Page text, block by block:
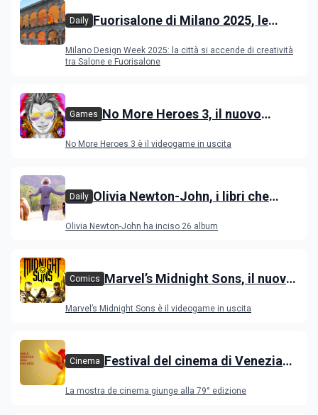
Daily Fuorisalone di Milano 2025, le
Milano Design Week 2025: la città si accende di creatività
tra Salone e Fuorisalone
Games No More Heroes 3, il nuovo
No More Heroes 3 è il videogame in uscita
Daily Olivia Newton-John, i libri che
Olivia Newton-John ha inciso 26 album
Comics Marvel’s Midnight Sons, il nuovo
degli Avengers
Marvel’s Midnight Sons è il videogame in uscita
Cinema Festival del cinema di Venezia
concorso e nelle varie sezioni
La mostra de cinema giunge alla 79° edizione